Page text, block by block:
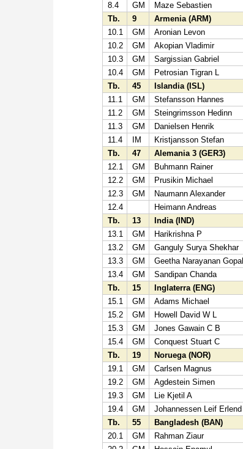
8.4
GM Maze Sebastien
Tb.
9 Armenia (ARM)
10.1
GM Aronian Levon
10.2
GM Akopian Vladimir
10.3
GM Sargissian Gabriel
10.4
GM Petrosian Tigran L
Tb.
45 Islandia (ISL)
11.1
GM Stefansson Hannes
11.2
GM Steingrimsson Hedinn
11.3
GM Danielsen Henrik
11.4
IM Kristjansson Stefan
Tb.
47 Alemania 3 (GER3)
12.1
GM Buhmann Rainer
12.2
GM Prusikin Michael
12.3
GM Naumann Alexander
12.4
Heimann Andreas
Tb.
13 India (IND)
13.1
GM Harikrishna P
13.2
GM Ganguly Surya Shekhar
13.3
GM Geetha Narayanan Gopal
13.4
GM Sandipan Chanda
Tb.
15 Inglaterra (ENG)
15.1
GM Adams Michael
15.2
GM Howell David W L
15.3
GM Jones Gawain C B
15.4
GM Conquest Stuart C
Tb.
19 Noruega (NOR)
19.1
GM Carlsen Magnus
19.2
GM Agdestein Simen
19.3
GM Lie Kjetil A
19.4
GM Johannessen Leif Erlend
Tb.
55 Bangladesh (BAN)
20.1
GM Rahman Ziaur